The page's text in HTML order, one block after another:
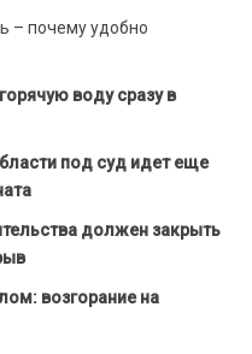
– почему удобно
воду сразу в
под суд идет еще
должен закрыть
возгорание на